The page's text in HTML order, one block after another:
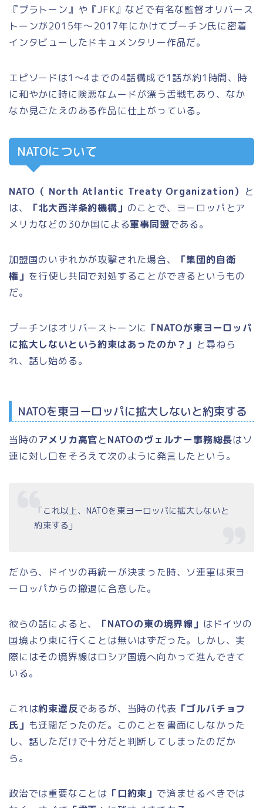
『プラトーン』や『JFK』などで有名な監督オリバース
トーンが2015年～2017年にかけてプーチン氏に密着
インタビューしたドキュメンタリー作品だ。
エピソードは1～4までの4話構成で1話が約1時間、時
に和やかに時に険悪なムードが漂う舌戦もあり、なか
なか見ごたえのある作品に仕上がっている。
NATOについて
NATO（ North Atlantic Treaty Organization） と
は、
「北大西洋条約機構」 のことで、ヨーロッパとア
メリカなどの30か国による軍事同盟である。
加盟国のいずれかが攻撃された場合、
「集団的自衛
権」 を行使し共同で対処することができるというもの
だ。
プーチンはオリバーストーンに 「NATOが東ヨーロッパ
に拡大しないという約束はあったのか？」 と尋ねら
れ、話し始める。
NATOを東ヨーロッパに拡大しないと約束する
当時のアメリカ高官とNATOのヴェルナー事務総長はソ
連に対し口をそろえて次のように発言したという。
「これ以上、NATOを東ヨーロッパに拡大しないと
約束する」
だから、ドイツの再統一が決まった時、ソ連軍は東ヨ
ーロッパからの撤退に合意した。
彼らの話によると、 「NATOの東の境界線」 はドイツの
国境より東に行くことは無いはずだった。しかし、実
際にはその境界線はロシア国境へ向かって進んできて
いる。
これは約束違反であるが、当時の代表 「ゴルバチョフ
氏」 も迂闊だったのだ。このことを書面にしなかった
し、話しただけで十分だと判断してしまったのだか
ら。
政治では重要なことは 「口約束」 で済ませるべきでは